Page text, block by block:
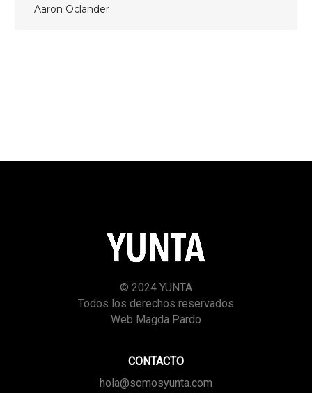
entradas
Aaron Oclander
© 2024 YUNTA
Todos los derechos reservados
Web Magda Pardo
CONTACTO
hola@somosyunta.com